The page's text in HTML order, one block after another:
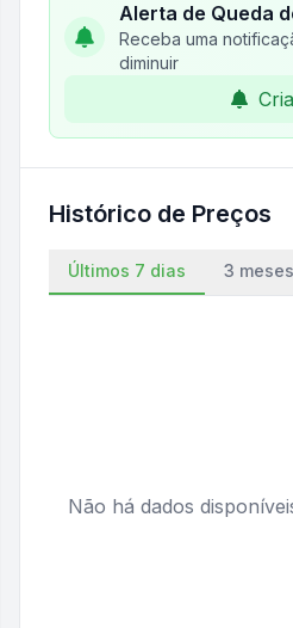
Alerta de Queda
Receba uma
diminuir
Histórico de Preços
Últimos 7 dias 3 meses
Não há dados